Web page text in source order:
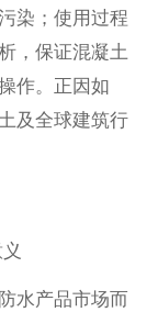
染；使用过程
，保证混凝土
作。正因如
及全球建筑行
水产品市场而